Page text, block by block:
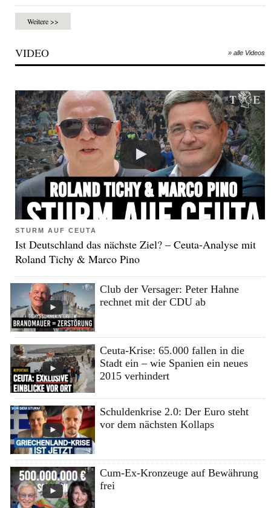
Weitere >>
VIDEO » alle Videos
STURM AUF CEUTA
Ist Deutschland das nächste Ziel? – Ceuta-Analyse mit
Roland Tichy & Marco Pino
Club der Versager: Peter Hahne
rechnet mit der CDU ab
Ceuta-Krise: 65.000 fallen in die
Stadt ein – wie Spanien ein neues
2015 verhindert
Schuldenkrise 2.0: Der Euro steht
vor dem nächsten Kollaps
Cum-Ex-Kronzeuge auf Bewährung
frei